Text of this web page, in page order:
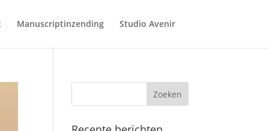
Manuscriptinzending Studio Avenir